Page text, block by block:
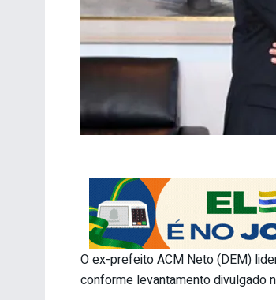
O ex-prefeito ACM Neto (DEM)
conforme levantamento divulgado